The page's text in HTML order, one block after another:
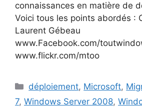
connaissances en matière de
Voici tous les points abordés :
Laurent Gébeau
www.Facebook.com/
www.flickr.com/mtoo
Catégories
déploiement, Microsoft,
7, Windows Server 2008,